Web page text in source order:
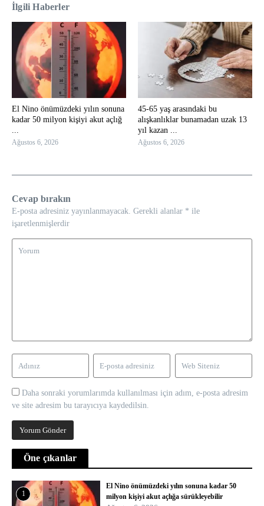
İlgili Haberler
El Nino önümüzdeki yılın sonuna
kadar 50 milyon kişiyi akut açlığ
...
Ağustos 6, 2026
45-65 yaş arasındaki bu
alışkanlıklar bunamadan uzak 13
yıl kazan ...
Ağustos 6, 2026
Cevap bırakın
E-posta adresiniz yayınlanmayacak. Gerekli alanlar * ile
işaretlenmişlerdir
Daha sonraki yorumlarımda kullanılması için adım, e-posta adresim
ve site adresim bu tarayıcıya kaydedilsin.
Öne çıkanlar
1
El Nino önümüzdeki yılın sonuna kadar 50
milyon kişiyi akut açlığa sürükleyebilir